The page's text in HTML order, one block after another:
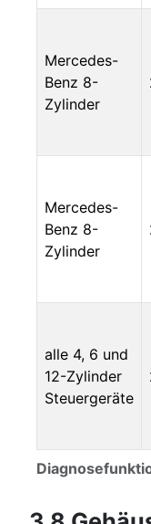
Mercedes-
Benz 8-
Zylinder
Mercedes-
Benz 8-
Zylinder
alle 4, 6 und
12-Zylinder
Steuergeräte